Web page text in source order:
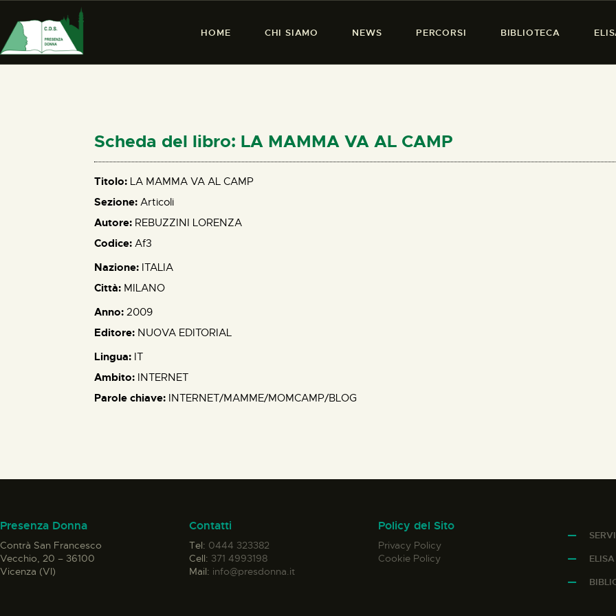
HOME CHI SIAMO NEWS PERCORSI BIBLIOTECA
PRESENZA DONNA
PERCORSI
BIBLIOTECA
Scheda del libro: LA MAMMA VA AL CAMP
Titolo: LA MAMMA VA AL CAMP
Sezione: Articoli
Autore: REBUZZINI LORENZA
Codice: Af3
Nazione: ITALIA
Città: MILANO
Anno: 2009
Editore: NUOVA EDITORIAL
Lingua: IT
Ambito: INTERNET
Parole chiave: INTERNET/MAMME/MOMCAMP/BLOG
Presenza Donna
Contrà San Francesco
Vecchio, 20 – 36100
Vicenza (VI)
Contatti
Tel: 0444 323382
Cell: 371 4993198
Mail: info@presdonna.it
Policy del Sito
Privacy Policy
Cookie Policy